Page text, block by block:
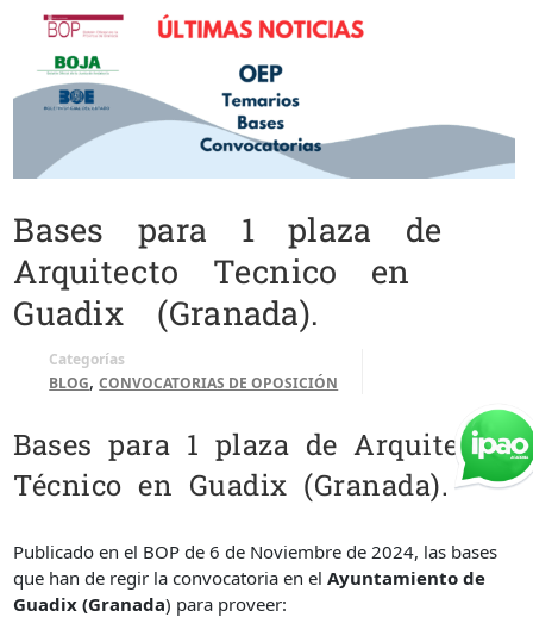
Bases para 1 plaza de
Arquitecto Tecnico en
Guadix (Granada).
Categorías
BLOG,CONVOCATORIAS DE OPOSICIÓN
Bases para 1 plaza de Arquitecto
Técnico en Guadix (Granada).
Publicado en el BOP de 6 de Noviembre de 2024, las bases
que han de regir la convocatoria en elAyuntamiento de
Guadix (Granada) para proveer: